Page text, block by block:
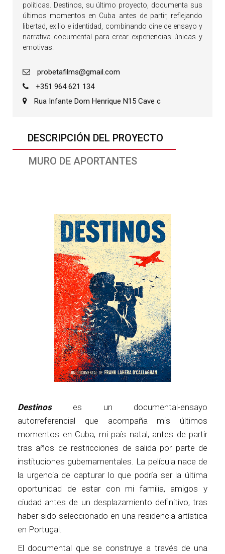
DESCRIPCIÓN DEL PROYECTO
MURO DE APORTANTES
Destinoses un documental-ensayo
autorreferencial que acompaña mis últimos
momentos en Cuba, mi país natal, antes de partir
tras años de restricciones de salida por parte de
instituciones gubernamentales. La película nace de
la urgencia de capturar lo que podría ser la última
oportunidad de estar con mi familia, amigos y
ciudad antes de un desplazamiento definitivo, tras
haber sido seleccionado en una residencia artística
en Portugal.
El documental que se construye a través de una
políticas. Destinos, su último proyecto, documenta sus
últimos momentos en Cuba antes de partir, reflejando
libertad, exilio e identidad, combinando cine de ensayo y
narrativa documental para crear experiencias únicas y
emotivas.
probetafilms@gmail.com
+351 964 621 134
Rua Infante Dom Henrique N15 Cave c